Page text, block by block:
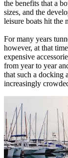
the benefits that a
sizes, and the
leisure boats hit the
For many years
however, at that
expensive
from year to year
that such a docking
increasingly